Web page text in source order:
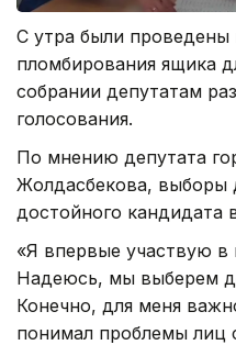
С утра были
пломбирования ящика
собрании депутатам
голосования.
По мнению депутата
Жолдасбекова, выборы
достойного кандидата
«Я впервые участвую в
Надеюсь, мы выберем
Конечно, для меня
понимал проблемы лиц